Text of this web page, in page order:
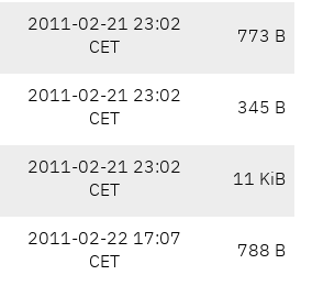
2011-02-21 23:02
CET
773 B
2011-02-21 23:02
CET
345 B
2011-02-21 23:02
CET
11 KiB
2011-02-22 17:07
CET
788 B